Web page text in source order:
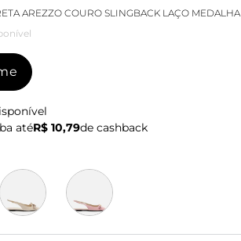
AREZZO COURO SLINGBACK LAÇO MEDALHA
atéR$ 10,79de cashback